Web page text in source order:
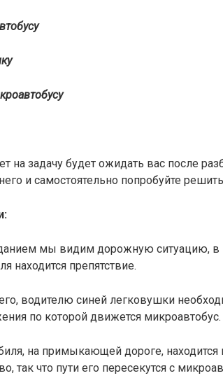
на задачу будет ожидать вас после
и самостоятельно попробуйте
мы видим дорожную ситуацию, в
находится препятствие.
водителю синей легковушки
по которой движется микроавтобус.
на примыкающей дороге,
так что пути его пересекутся с